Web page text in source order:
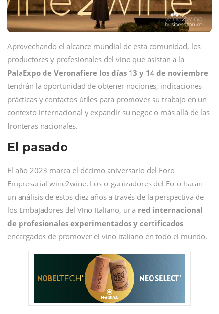
Aprovechando el alcance mundial de esta comunidad, los
productores y profesionales del vino que asistan a la
PalaExpo de Veronafiere los días 13 y 14 de noviembre
tendrán la oportunidad de obtener nociones, indicaciones
prácticas y contactos útiles para promover su trabajo en un
contexto internacional y expandir su negocio más allá de las
fronteras nacionales.
El pasado
El año 2023 marca el décimo aniversario del Foro
Empresarial wine2wine. Los organizadores del Foro harán
un análisis de estos diez años a través de la perspectiva de
los Embajadores del Vino Italiano, una red internacional
de profesionales experimentados y certificados
encargados de promover el vino italiano en todo el mundo.